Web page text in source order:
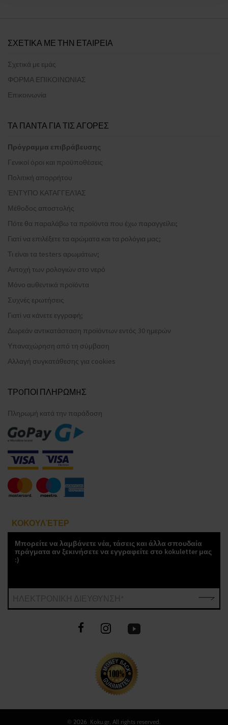
ΣΧΕΤΙΚΑ ΜΕ ΤΗΝ ΕΤΑΙΡΕΙΑ
Σχετικά με εμάς
ΦΟΡΜΑ ΕΠΙΚΟΙΝΩΝΙΑΣ
Επικοινωνία
ΤΑ ΠΑΝΤΑ ΓΙΑ ΤΙΣ ΑΓΟΡΕΣ
Πρόγραμμα επιβράβευσης
Γενικοί όροι και προϋποθέσεις
Πολιτική απορρήτου
ΈΝΤΥΠΟ ΚΑΤΑΓΓΕΛΊΑΣ
Μέθοδος αποστολής
Πότε θα παραλάβω τα προϊόντα που έχω παραγγείλει;
Γιατί να επιλέξετε τα αρώματα και τα ρολόγια μας;
Τι είναι τα testers αρωμάτων;
Αντοχή των ρολογιών στο νερό
Μόνο αυθεντικά προϊόντα
Συχνές ερωτήσεις
Γιατί να κάνετε εγγραφή;
Δωρεάν αντικατάσταση προϊόντων εντός 30 ημερών
Υπαναχώρηση από τη σύμβαση
Αλλαγή συγκατάθεσης για cookies
ΤΡOΠΟΙ ΠΛΗΡΩΜHΣ
Πληρωμή κατά την παράδοση
ΚΟΚΟΥΛΈΤΕΡ
Μπορείτε να λαμβάνετε νέα, τάσεις και άλλα σπουδαία
πράγματα αν ξεκινήσετε να εγγραφείτε στο kokuletter μας
:)
© 2026 Koku.gr, All rights reserved.